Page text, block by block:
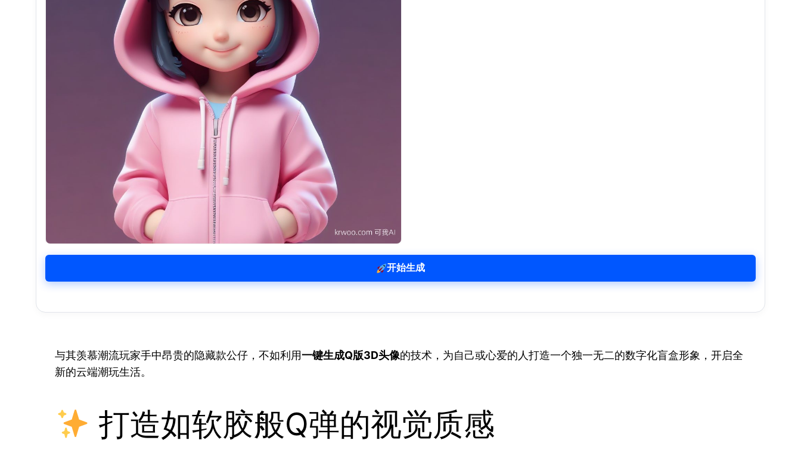
开始生成
与其羡慕潮流玩家手中昂贵的隐藏款公仔，不如利用一键生成Q版3D头像的技术，为自己或心爱的人打造一个独一无二的数字化盲盒形象，开启全
新的云端潮玩生活。
打造如软胶般Q弹的视觉质感